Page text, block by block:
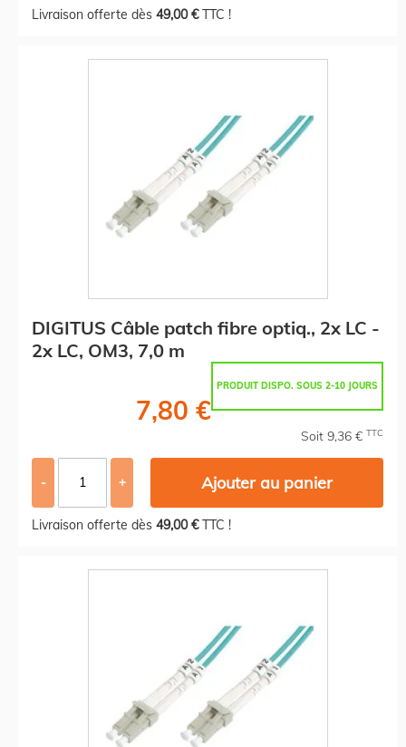
Livraison offerte dès 49,00 €TTC !
DIGITUS Câble patch fibre optiq., 2x LC -
2x LC, OM3, 7,0 m
PRODUIT DISPO. SOUS 2-10 JOURS
7,80 €
Soit 9,36 € TTC
- + Ajouter au panier
Livraison offerte dès 49,00 €TTC !